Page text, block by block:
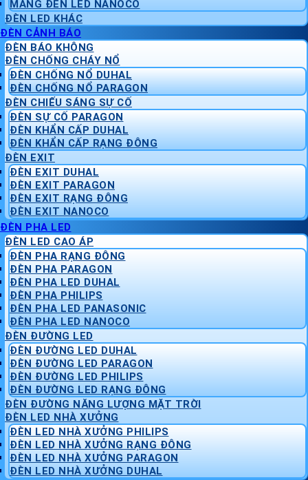
MÁNG ĐÈN LED NANOCO
ĐÈN LED KHÁC
ĐÈN CẢNH BÁO
ĐÈN BÁO KHÔNG
ĐÈN CHỐNG CHÁY NỔ
ĐÈN CHỐNG NỔ DUHAL
ĐÈN CHỐNG NỔ PARAGON
ĐÈN CHIẾU SÁNG SỰ CỐ
ĐÈN SỰ CỐ PARAGON
ĐÈN KHẨN CẤP DUHAL
ĐÈN KHẨN CẤP RẠNG ĐÔNG
ĐÈN EXIT
ĐÈN EXIT DUHAL
ĐÈN EXIT PARAGON
ĐÈN EXIT RẠNG ĐÔNG
ĐÈN EXIT NANOCO
ĐÈN PHA LED
ĐÈN LED CAO ÁP
ĐÈN PHA RẠNG ĐÔNG
ĐÈN PHA PARAGON
ĐÈN PHA LED DUHAL
ĐÈN PHA PHILIPS
ĐÈN PHA LED PANASONIC
ĐÈN PHA LED NANOCO
ĐÈN ĐƯỜNG LED
ĐÈN ĐƯỜNG LED DUHAL
ĐÈN ĐƯỜNG LED PARAGON
ĐÈN ĐƯỜNG LED PHILIPS
ĐÈN ĐƯỜNG LED RẠNG ĐÔNG
ĐÈN ĐƯỜNG NĂNG LƯỢNG MẶT TRỜI
ĐÈN LED NHÀ XƯỞNG
ĐÈN LED NHÀ XƯỞNG PHILIPS
ĐÈN LED NHÀ XƯỞNG RẠNG ĐÔNG
ĐÈN LED NHÀ XƯỞNG PARAGON
ĐÈN LED NHÀ XƯỞNG DUHAL